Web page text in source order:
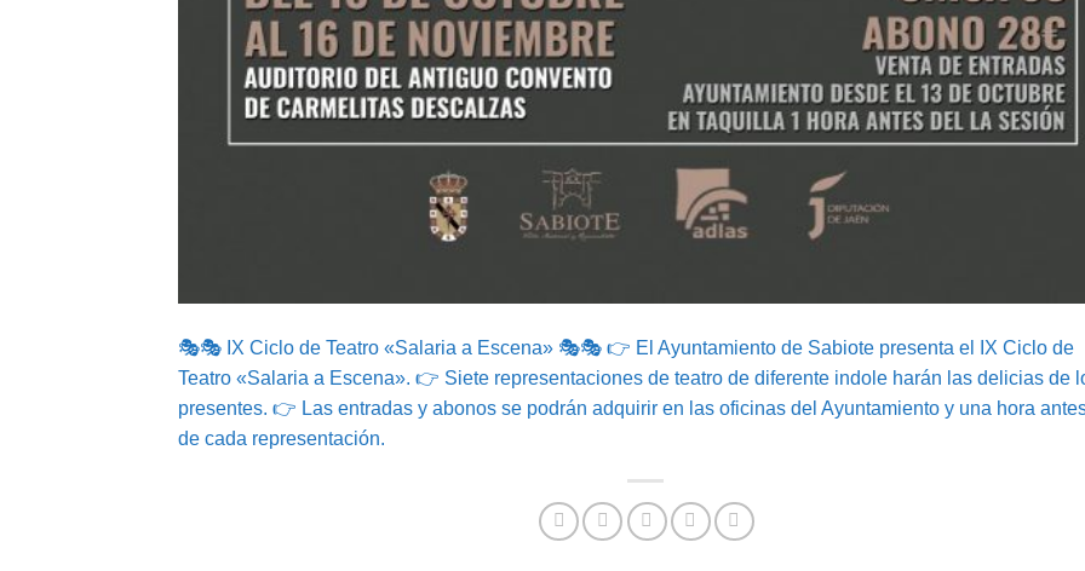
🎭🎭 IX Ciclo de Teatro «Salaria a Escena» 🎭🎭 👉 El Ayuntamiento de Sabiote presenta el IX Ciclo de
Teatro «Salaria a Escena». 👉 Siete representaciones de teatro de diferente indole harán las delicias de
presentes. 👉 Las entradas y abonos se podrán adquirir en las oficinas del Ayuntamiento y una hora
de cada representación.